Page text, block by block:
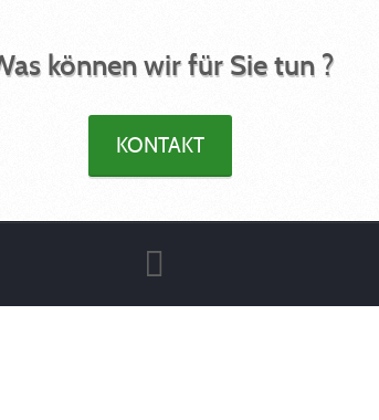
können wir für Sie tun ?
KONTAKT